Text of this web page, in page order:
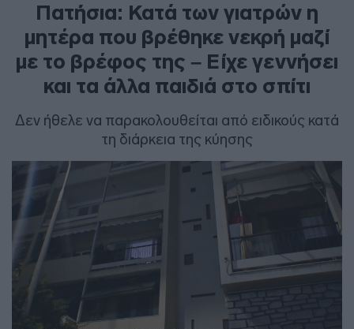
Πατήσια: Κατά των γιατρών η
μητέρα που βρέθηκε νεκρή μαζί
με το βρέφος της – Είχε γεννήσει
και τα άλλα παιδιά στο σπίτι
Δεν ήθελε να παρακολουθείται από ειδικούς κατά
τη διάρκεια της κύησης